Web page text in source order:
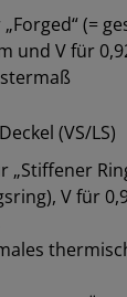
„Forged“ (=
und V für
(VS/LS)
„Stiffener
V für